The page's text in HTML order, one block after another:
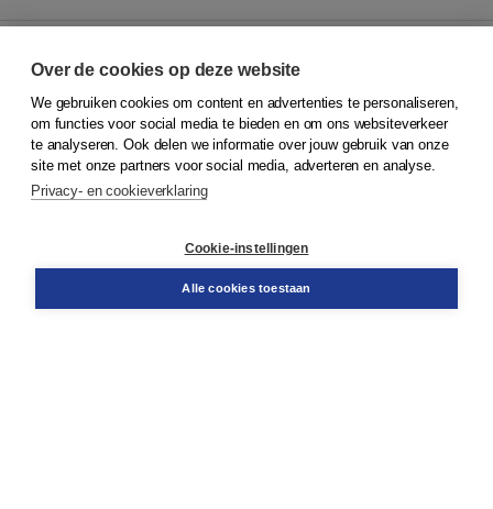
© 2026Koninklijke Boom uitgevers
Klantenservice
Service & informatie
Contact
Over de cookies op deze website
We gebruiken cookies om content en advertenties te personaliseren,
om functies voor social media te bieden en om ons websiteverkeer
te analyseren. Ook delen we informatie over jouw gebruik van onze
site met onze partners voor social media, adverteren en analyse.
Privacy- en cookieverklaring
Cookie-instellingen
Alle cookies toestaan